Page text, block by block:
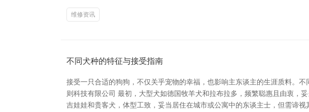
维修资讯
不同犬种的特征与接受指南
接受一只合适的狗狗，不仅关乎宠物的幸福，也影响主东谈主的生涯质料。
则科技有限公司 最初，大型犬如德国牧羊犬和拉布拉多，频繁聪惠且由衷，
吉娃娃和贵客犬，体型工致，妥当居住在城市或公寓中的东谈主士，但需谛